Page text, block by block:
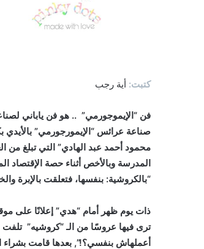
كتبت: أية رجب
فن “الإيموجورمي” .. هو فن ياباني
صناعة عرائس “الإيمورجورمي” بالأيدي
المدرسة وبالأخص أثناء حصة الإقتصاد
“بالكروشية: بنفسها، فتعلقت بالإبرة
ذات يوم ظهر أمام “هدي” إعلانًا على
ترى فيها عروسًا من الـ “كروشيه”
أعملهاش بنفسي؟!”, بعدها قامت بشراء